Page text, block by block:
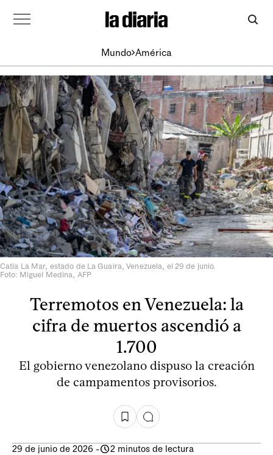
Mundo América
Catia La Mar, estado de La Guaira, Venezuela, el 29 de junio.
Foto: Miguel Medina, AFP
Terremotos en Venezuela: la
cifra de muertos ascendió a
1.700
El gobierno venezolano dispuso la creación
de campamentos provisorios.
29 de junio de 2026 - 2 minutos de lectura